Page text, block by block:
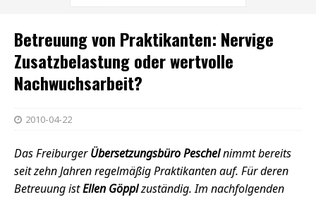
Betreuung von Praktikanten: Nervige
Zusatzbelastung oder wertvolle
Nachwuchsarbeit?
2010-04-22
Das FreiburgerÜbersetzungsbüro Peschelnimmt bereits
seit zehn Jahren regelmäßig Praktikanten auf. Für deren
Betreuung istEllen Göpplzuständig. Im nachfolgenden